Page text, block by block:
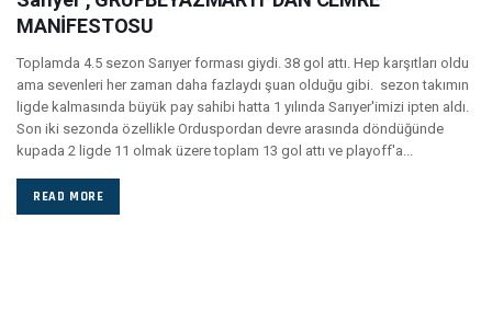
MANİFESTOSU
Toplamda 4.5 sezon Sarıyer forması giydi. 38 gol attı. Hep karşıtları oldu
ama sevenleri her zaman daha fazlaydı şuan olduğu gibi. sezon takımın
ligde kalmasında büyük pay sahibi hatta 1 yılında Sarıyer'imizi ipten aldı.
Son iki sezonda özellikle Orduspordan devre arasında döndüğünde
kupada 2 ligde 11 olmak üzere toplam 13 gol attı ve playoff'a...
READ MORE